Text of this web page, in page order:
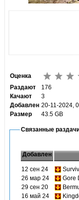
Оценка
Раздают
176
Качают
3
Добавлен 20-11-2024,
Размер
43.5 GB
Связанные
Добавлен
12 сен 24
26 мар 24
Gore
29 сен 20
16 май 24